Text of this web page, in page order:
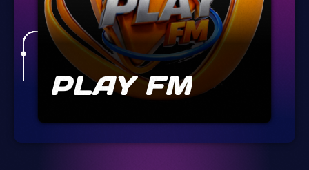
PLAY FM